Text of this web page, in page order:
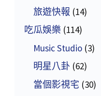
旅遊快報 (14)
吃瓜娛樂 (114)
Music Studio (3)
明星八卦 (62)
當個影視宅 (30)